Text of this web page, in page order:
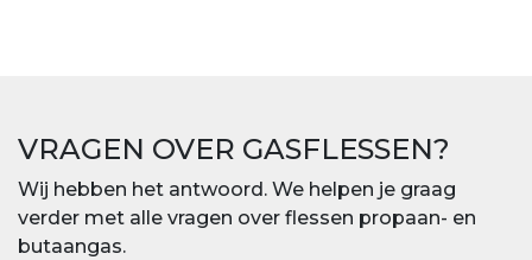
VRAGEN OVER GASFLESSEN?
Wij hebben het antwoord. We helpen je graag
verder met alle vragen over flessen propaan- en
butaangas.